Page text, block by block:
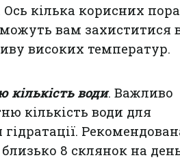
Ось кілька корисних
вам захиститися
високих температур.
кількість води. Важливо
кількість води для
близько 8 склянок на